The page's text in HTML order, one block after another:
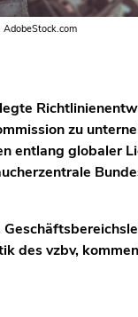
Buttons können
zu
entlang globaler
des vzbv,